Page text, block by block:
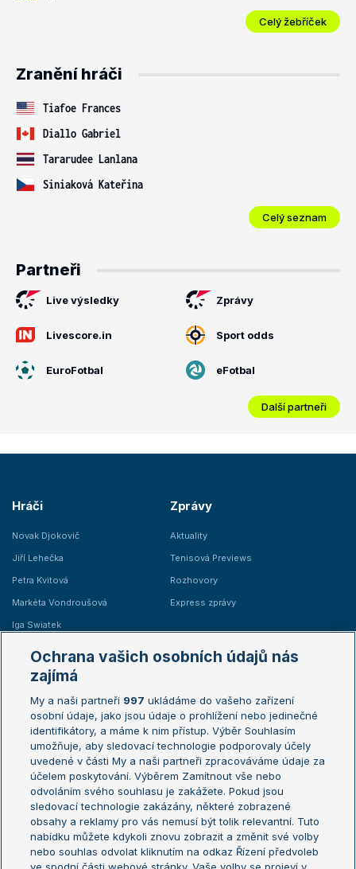
Celý žebříček
Zranění hráči
Tiafoe Frances
Diallo Gabriel
Tararudee Lanlana
Siniaková Kateřina
Celý seznam
Partneři
Live výsledky Zprávy
Livescore.in Sport odds
EuroFotbal eFotbal
Další partneři
Hráči
Novak Djokovič
Jiří Lehečka
Petra Kvitová
Markéta Vondroušová
Iga Swiatek
Zprávy
Aktuality
Tenisová Previews
Rozhovory
Express zprávy
Žebříčky
Žebříček ATP (muži)
Žebříček WTA (ženy)
Sázkařský žebříček
Australian Open
French Open
Wimbledon
US Open
Turnaj mistrů
Turnaj mistryň
Aktualní trendy
Fotbalové přestupy
Ochrana vašich osobních údajů nás
zajímá
My a naši partneři 997 ukládáme do vašeho zařízení
osobní údaje, jako jsou údaje o prohlížení nebo jedinečné
identifikátory, a máme k nim přístup. Výběr Souhlasím
umožňuje, aby sledovací technologie podporovaly účely
uvedené v části My a naši partneři zpracováváme údaje za
účelem poskytování. Výběrem Zamítnout vše nebo
odvoláním svého souhlasu je zakážete. Pokud jsou
sledovací technologie zakázány, některé zobrazené
obsahy a reklamy pro vás nemusí být tolik relevantní. Tuto
nabídku můžete kdykoli znovu zobrazit a změnit své volby
nebo souhlas odvolat kliknutím na odkaz Řízení předvoleb